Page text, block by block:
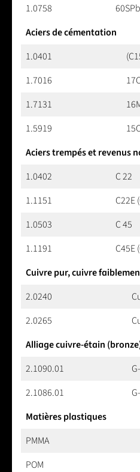
1.0758
Aciers de cémentation
1.0401
1.7016
1.7131
1.5919
Aciers trempés et revenus
1.0402
C 22
1.1151
C22E
1.0503
C 45
1.1191
C45E
Cuivre pur, cuivre
2.0240
2.0265
Alliage cuivre-étain
2.1090.01
2.1086.01
Matières plastiques
PMMA
POM